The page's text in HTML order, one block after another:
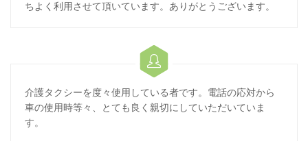
ちよく利用させて頂いています。ありがとうございます。

介護タクシーを度々使用している者です。電話の応対から
車の使用時等々、とても良く親切にしていただいていま
す。